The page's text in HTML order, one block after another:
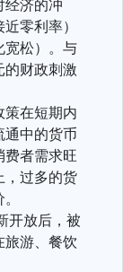
经济的冲
零利率）
宽松）。与
的财政刺激
策在短期内
中的货币
者需求旺
，过多的货
开放后，被
旅游、餐饮